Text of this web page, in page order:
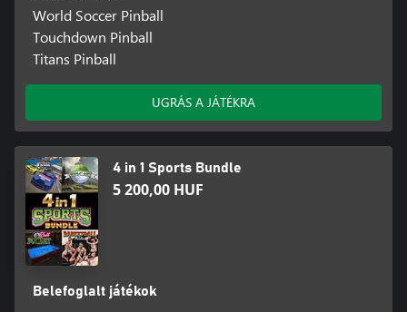
World Soccer Pinball
Touchdown Pinball
Titans Pinball
UGRÁS A JÁTÉKRA
4 in 1 Sports Bundle
5 200,00 HUF
Belefoglalt játékok